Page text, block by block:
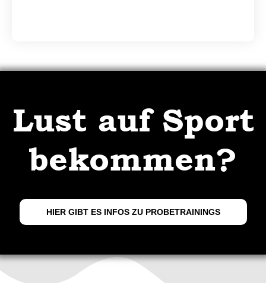
Lust auf Sport
bekommen?
HIER GIBT ES INFOS ZU PROBETRAININGS